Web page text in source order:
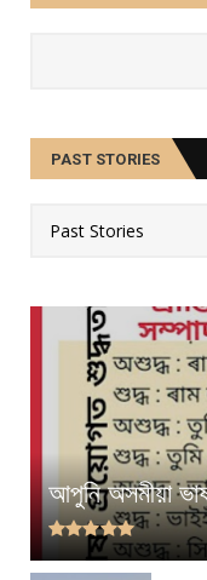
PAST STORIES
আপুনি অসমীয়া